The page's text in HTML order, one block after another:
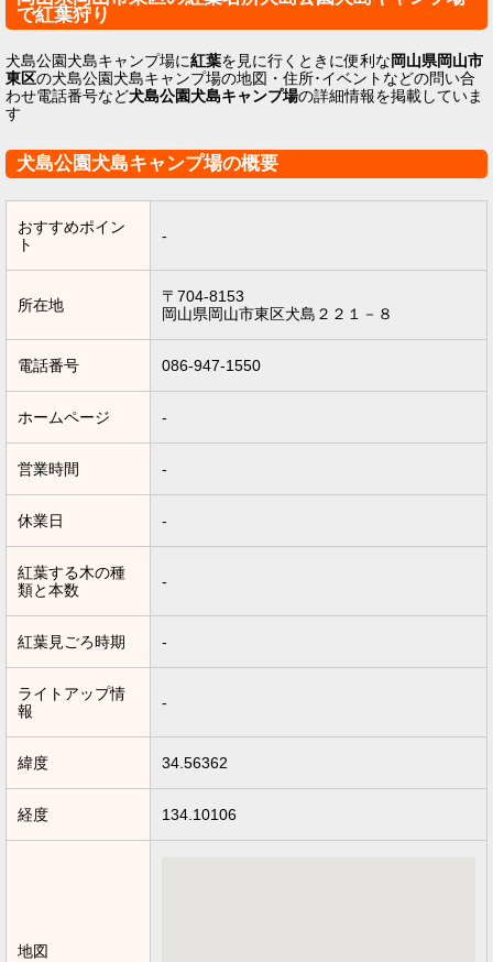
で紅葉狩り
犬島公園犬島キャンプ場に紅葉を見に行くときに便利な岡山県岡山市
東区の犬島公園犬島キャンプ場の地図・住所･イベントなどの問い合
わせ電話番号など犬島公園犬島キャンプ場の詳細情報を掲載していま
す
犬島公園犬島キャンプ場の概要
おすすめポイン
ト
-
所在地
〒704-8153
岡山県岡山市東区犬島２２１－８
電話番号 086-947-1550
ホームページ -
営業時間 -
休業日 -
紅葉する木の種
類と本数
-
紅葉見ごろ時期 -
ライトアップ情
報
-
緯度 34.56362
経度 134.10106
地図